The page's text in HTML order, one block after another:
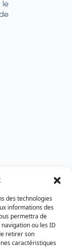
des technologies
informations des
permettra de
ou les ID
retirer son
caractéristiques
le